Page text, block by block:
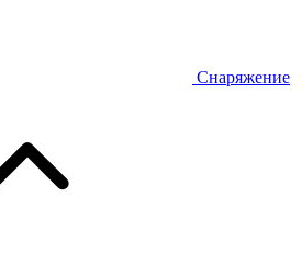
Снаряжение